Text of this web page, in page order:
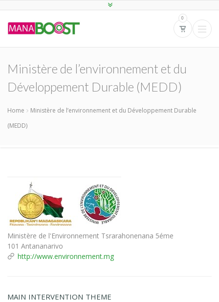
0
Ministère de l’environnement et du
Développement Durable (MEDD)
Home
Ministère de l’environnement et du Développement Durable
(MEDD)
Ministère de l'Environnement Tsrarahonenana 5éme
101 Antananarivo
http://www.environnement.mg
MAIN INTERVENTION THEME